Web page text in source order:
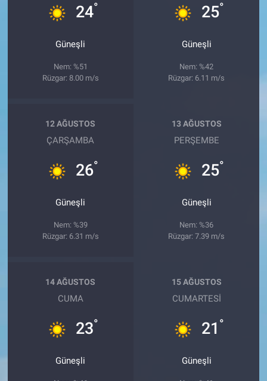
24°
Güneşli
Nem: %51
Rüzgar: 8.00 m/s
25°
Güneşli
Nem: %42
Rüzgar: 6.11 m/s
12 AĞUSTOS
ÇARŞAMBA
26°
Güneşli
Nem: %39
Rüzgar: 6.31 m/s
13 AĞUSTOS
PERŞEMBE
25°
Güneşli
Nem: %36
Rüzgar: 7.39 m/s
14 AĞUSTOS
CUMA
23°
Güneşli
15 AĞUSTOS
CUMARTESI
21 °
Güneşli